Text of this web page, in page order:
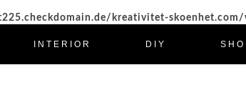
kreativitet-
INTERIOR DIY